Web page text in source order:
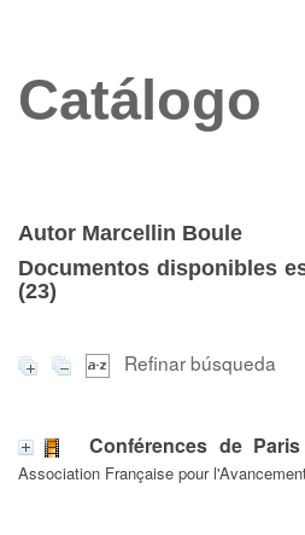
Catálogo
Autor Marcellin Boule
Documentos disponibles
(23)
Refinar búsqueda
Conférences de Paris
Association Française pour